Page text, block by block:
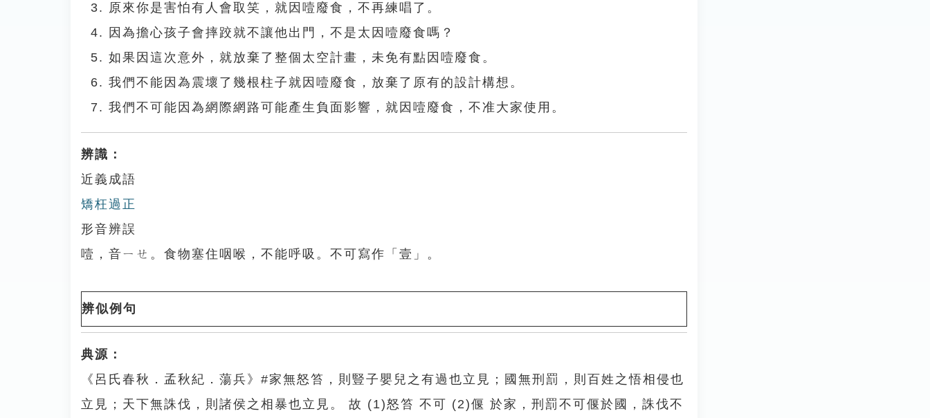
原來你是害怕有人會取笑，就因噎廢食，不再練唱了。
因為擔心孩子會摔跤就不讓他出門，不是太因噎廢食嗎？
如果因這次意外，就放棄了整個太空計畫，未免有點因噎廢食。
我們不能因為震壞了幾根柱子就因噎廢食，放棄了原有的設計構想。
我們不可能因為網際網路可能產生負面影響，就因噎廢食，不准大家使用。
辨識：
近義成語
矯枉過正
形音辨誤
噎，音ㄧㄝ。食物塞住咽喉，不能呼吸。不可寫作「壹」。
辨似例句
典源：
《呂氏春秋．孟秋紀．蕩兵》#家無怒笞，則豎子嬰兒之有過也立見；國無刑罰，則百姓之悟相侵也
立見；天下無誅伐，則諸侯之相暴也立見。 故 (1)怒笞 不可 (2)偃 於家，刑罰不可偃於國，誅伐不